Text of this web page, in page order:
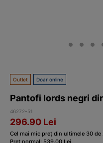
Outlet Doar online
Pantofi lords negri
46272-51
296.90 Lei
Cel mai mic preț din ultimele 30 de
Preț normal: 539.00 Lei